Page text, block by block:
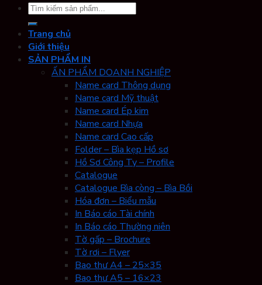
Tìm
kiếm:
Trang chủ
Giới thiệu
SẢN PHẨM IN
ẤN PHẨM DOANH NGHIỆP
Name card Thông dụng
Name card Mỹ thuật
Name card Ép kim
Name card Nhựa
Name card Cao cấp
Folder – Bìa kẹp Hồ sơ
Hồ Sơ Công Ty – Profile
Catalogue
Catalogue Bìa còng – Bìa Bồi
Hóa đơn – Biểu mẫu
In Báo cáo Tài chính
In Báo cáo Thường niên
Tờ gấp – Brochure
Tờ rơi – Flyer
Bao thư A4 – 25×35
Bao thư A5 – 16×23